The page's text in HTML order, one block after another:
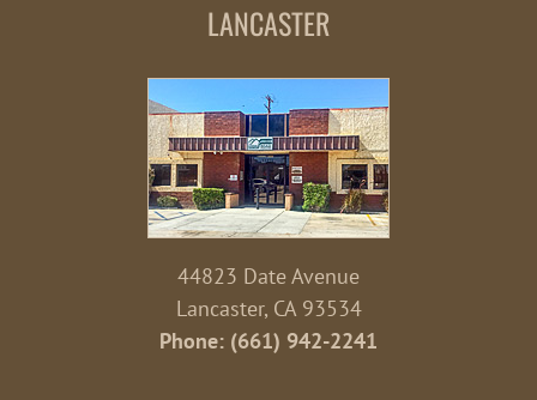
LANCASTER
44823 Date Avenue
Lancaster, CA 93534
Phone: (661) 942-2241